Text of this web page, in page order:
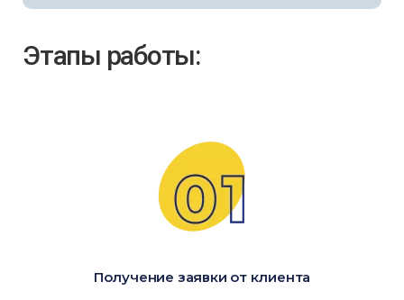
Этапы работы:
Получение заявки от клиента